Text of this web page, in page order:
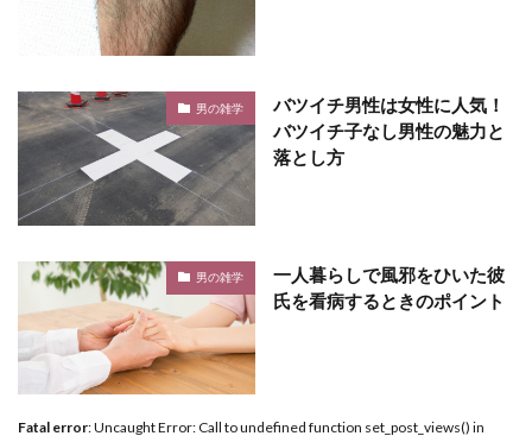
男の雑学
バツイチ男性は女性に人気！
バツイチ子なし男性の魅力と
落とし方
男の雑学
一人暮らしで風邪をひいた彼
氏を看病するときのポイント
Fatal error: Uncaught Error: Call to undefined function set_post_views() in